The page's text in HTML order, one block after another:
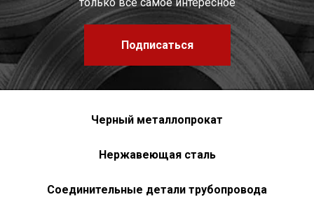
Подписаться
Черный металлопрокат
Нержавеющая сталь
Соединительные детали трубопровода